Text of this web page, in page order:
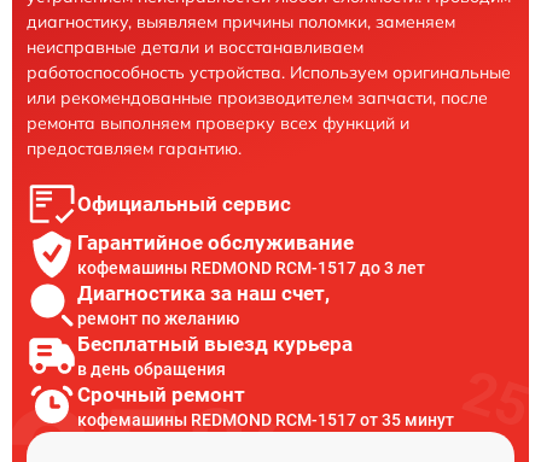
диагностику, выявляем причины поломки, заменяем
неисправные детали и восстанавливаем
работоспособность устройства. Используем оригинальные
или рекомендованные производителем запчасти, после
ремонта выполняем проверку всех функций и
предоставляем гарантию.
Официальный сервис
Гарантийное обслуживание
кофемашины REDMOND RCM-1517 до 3 лет
Диагностика за наш счет,
ремонт по желанию
Бесплатный выезд курьера
в день обращения
Срочный ремонт
кофемашины REDMOND RCM-1517 от 35 минут